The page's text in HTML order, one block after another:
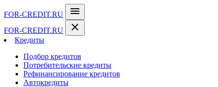
FOR-CREDIT.RU menu
FOR-CREDIT.RU close
Кредиты
Подбор кредитов
Потребительские кредиты
Рефинансирование кредитов
Автокредиты